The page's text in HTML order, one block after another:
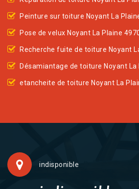
Peinture sur toiture Noyant La
Pose de velux Noyant La Plaine
Recherche fuite de toiture Noyant
Désamiantage de toiture Noyant La
etancheite de toiture Noyant La
indisponible